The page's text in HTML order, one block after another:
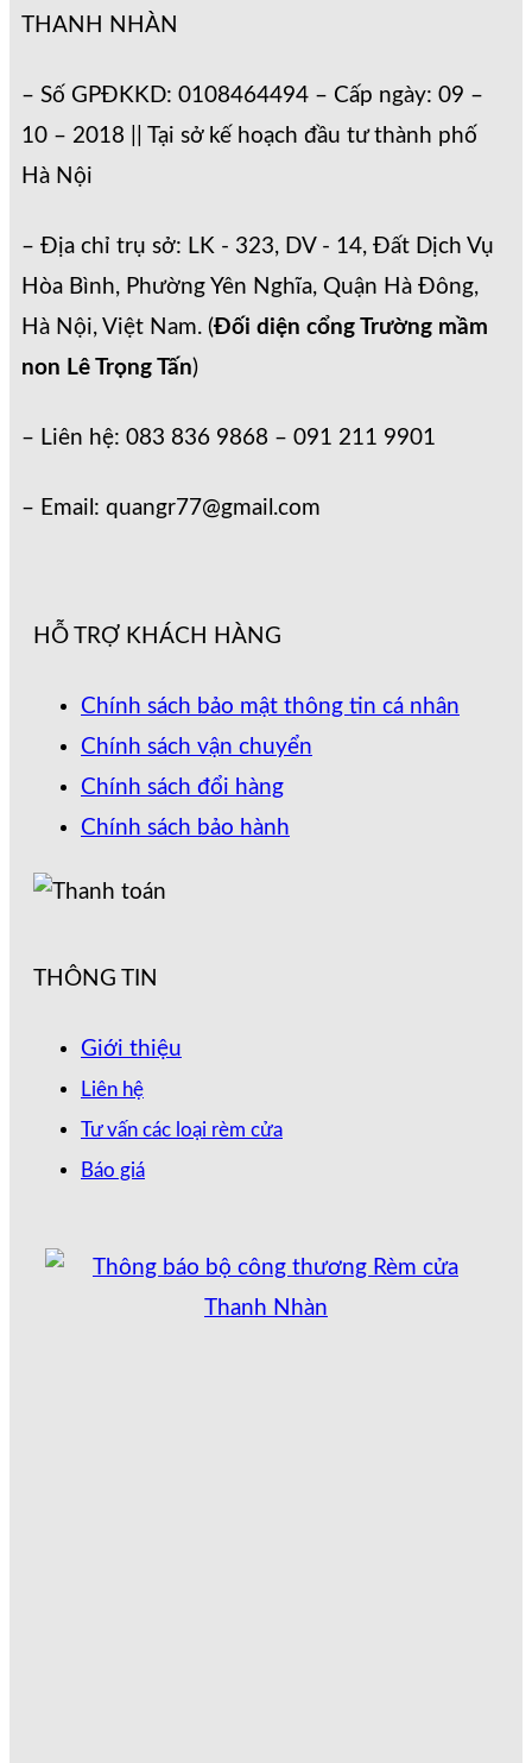
THANH NHÀN
– Số GPĐKKD: 0108464494 – Cấp ngày: 09 –
10 – 2018 || Tại sở kế hoạch đầu tư thành phố
Hà Nội
– Địa chỉ trụ sở: LK - 323, DV - 14, Đất Dịch Vụ
Hòa Bình, Phường Yên Nghĩa, Quận Hà Đông,
Hà Nội, Việt Nam. (Đối diện cổng Trường mầm
non Lê Trọng Tấn)
– Liên hệ: 083 836 9868 – 091 211 9901
– Email: quangr77@gmail.com
HỖ TRỢ KHÁCH HÀNG
Chính sách bảo mật thông tin cá nhân
Chính sách vận chuyển
Chính sách đổi hàng
Chính sách bảo hành
THÔNG TIN
Giới thiệu
Liên hệ
Tư vấn các loại rèm cửa
Báo giá